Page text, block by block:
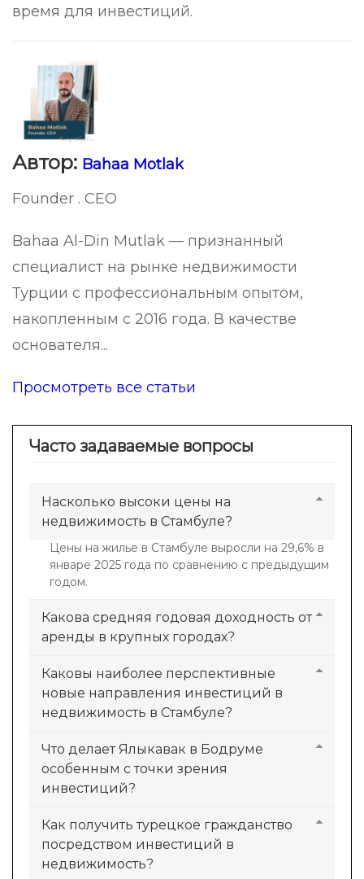
время для инвестиций.
Автор: Bahaa Motlak
Founder . CEO
Bahaa Al-Din Mutlak — признанный
специалист на рынке недвижимости
Турции с профессиональным опытом,
накопленным с 2016 года. В качестве
основателя...
Просмотреть все статьи
Часто задаваемые вопросы
Насколько высоки цены на
недвижимость в Стамбуле?
Цены на жилье в Стамбуле выросли на 29,6% в
январе 2025 года по сравнению с предыдущим
годом.
Какова средняя годовая доходность от
аренды в крупных городах?
Каковы наиболее перспективные
новые направления инвестиций в
недвижимость в Стамбуле?
Что делает Ялыкавак в Бодруме
особенным с точки зрения
инвестиций?
Как получить турецкое гражданство
посредством инвестиций в
недвижимость?